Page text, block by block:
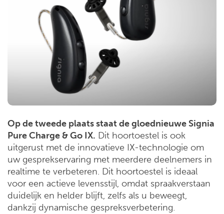
Op de tweede plaats staat de gloednieuwe Signia
Pure Charge & Go IX. Dit hoortoestel is ook
uitgerust met de innovatieve IX-technologie om
uw gesprekservaring met meerdere deelnemers in
realtime te verbeteren. Dit hoortoestel is ideaal
voor een actieve levensstijl, omdat spraakverstaan
duidelijk en helder blijft, zelfs als u beweegt,
dankzij dynamische gespreksverbetering.